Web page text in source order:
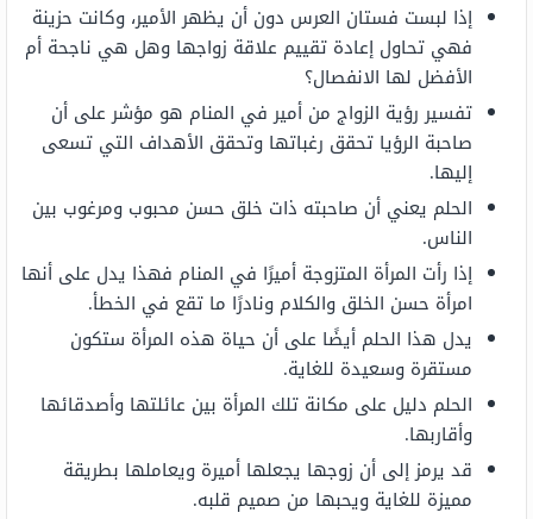
إذا لبست فستان العرس دون أن يظهر الأمير، وكانت حزينة
فهي تحاول إعادة تقييم علاقة زواجها وهل هي ناجحة أم
الأفضل لها الانفصال؟
تفسير رؤية الزواج من أمير في المنام هو مؤشر على أن
صاحبة الرؤيا تحقق رغباتها وتحقق الأهداف التي تسعى
إليها.
الحلم يعني أن صاحبته ذات خلق حسن محبوب ومرغوب بين
الناس.
إذا رأت المرأة المتزوجة أميرًا في المنام فهذا يدل على أنها
امرأة حسن الخلق والكلام ونادرًا ما تقع في الخطأ.
يدل هذا الحلم أيضًا على أن حياة هذه المرأة ستكون
مستقرة وسعيدة للغاية.
الحلم دليل على مكانة تلك المرأة بين عائلتها وأصدقائها
وأقاربها.
قد يرمز إلى أن زوجها يجعلها أميرة ويعاملها بطريقة
مميزة للغاية ويحبها من صميم قلبه.